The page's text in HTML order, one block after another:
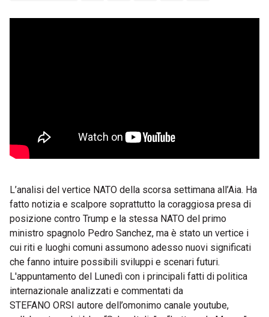
L’analisi del vertice NATO della scorsa settimana all’Aia. Ha
fatto notizia e scalpore soprattutto la coraggiosa presa di
posizione contro Trump e la stessa NATO del primo
ministro spagnolo Pedro Sanchez, ma è stato un vertice i
cui riti e luoghi comuni assumono adesso nuovi significati
che fanno intuire possibili sviluppi e scenari futuri.
L'appuntamento del Lunedì con i principali fatti di politica
internazionale analizzati e commentati da
STEFANO ORSI autore dell’omonimo canale youtube,